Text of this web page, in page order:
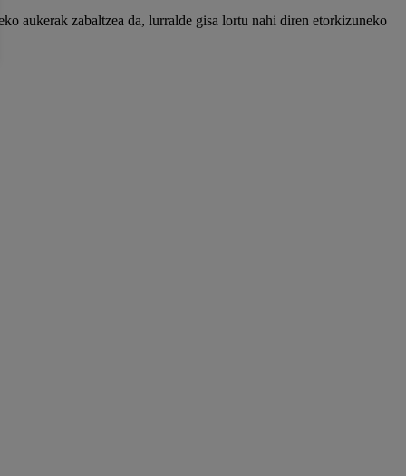
aukerak zabaltzea da, lurralde gisa lortu nahi diren etorkizuneko